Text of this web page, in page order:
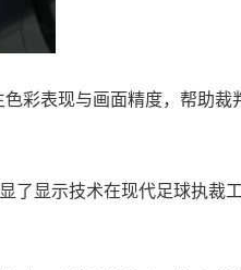
彩表现与画面精度，帮助裁
了显示技术在现代足球执裁